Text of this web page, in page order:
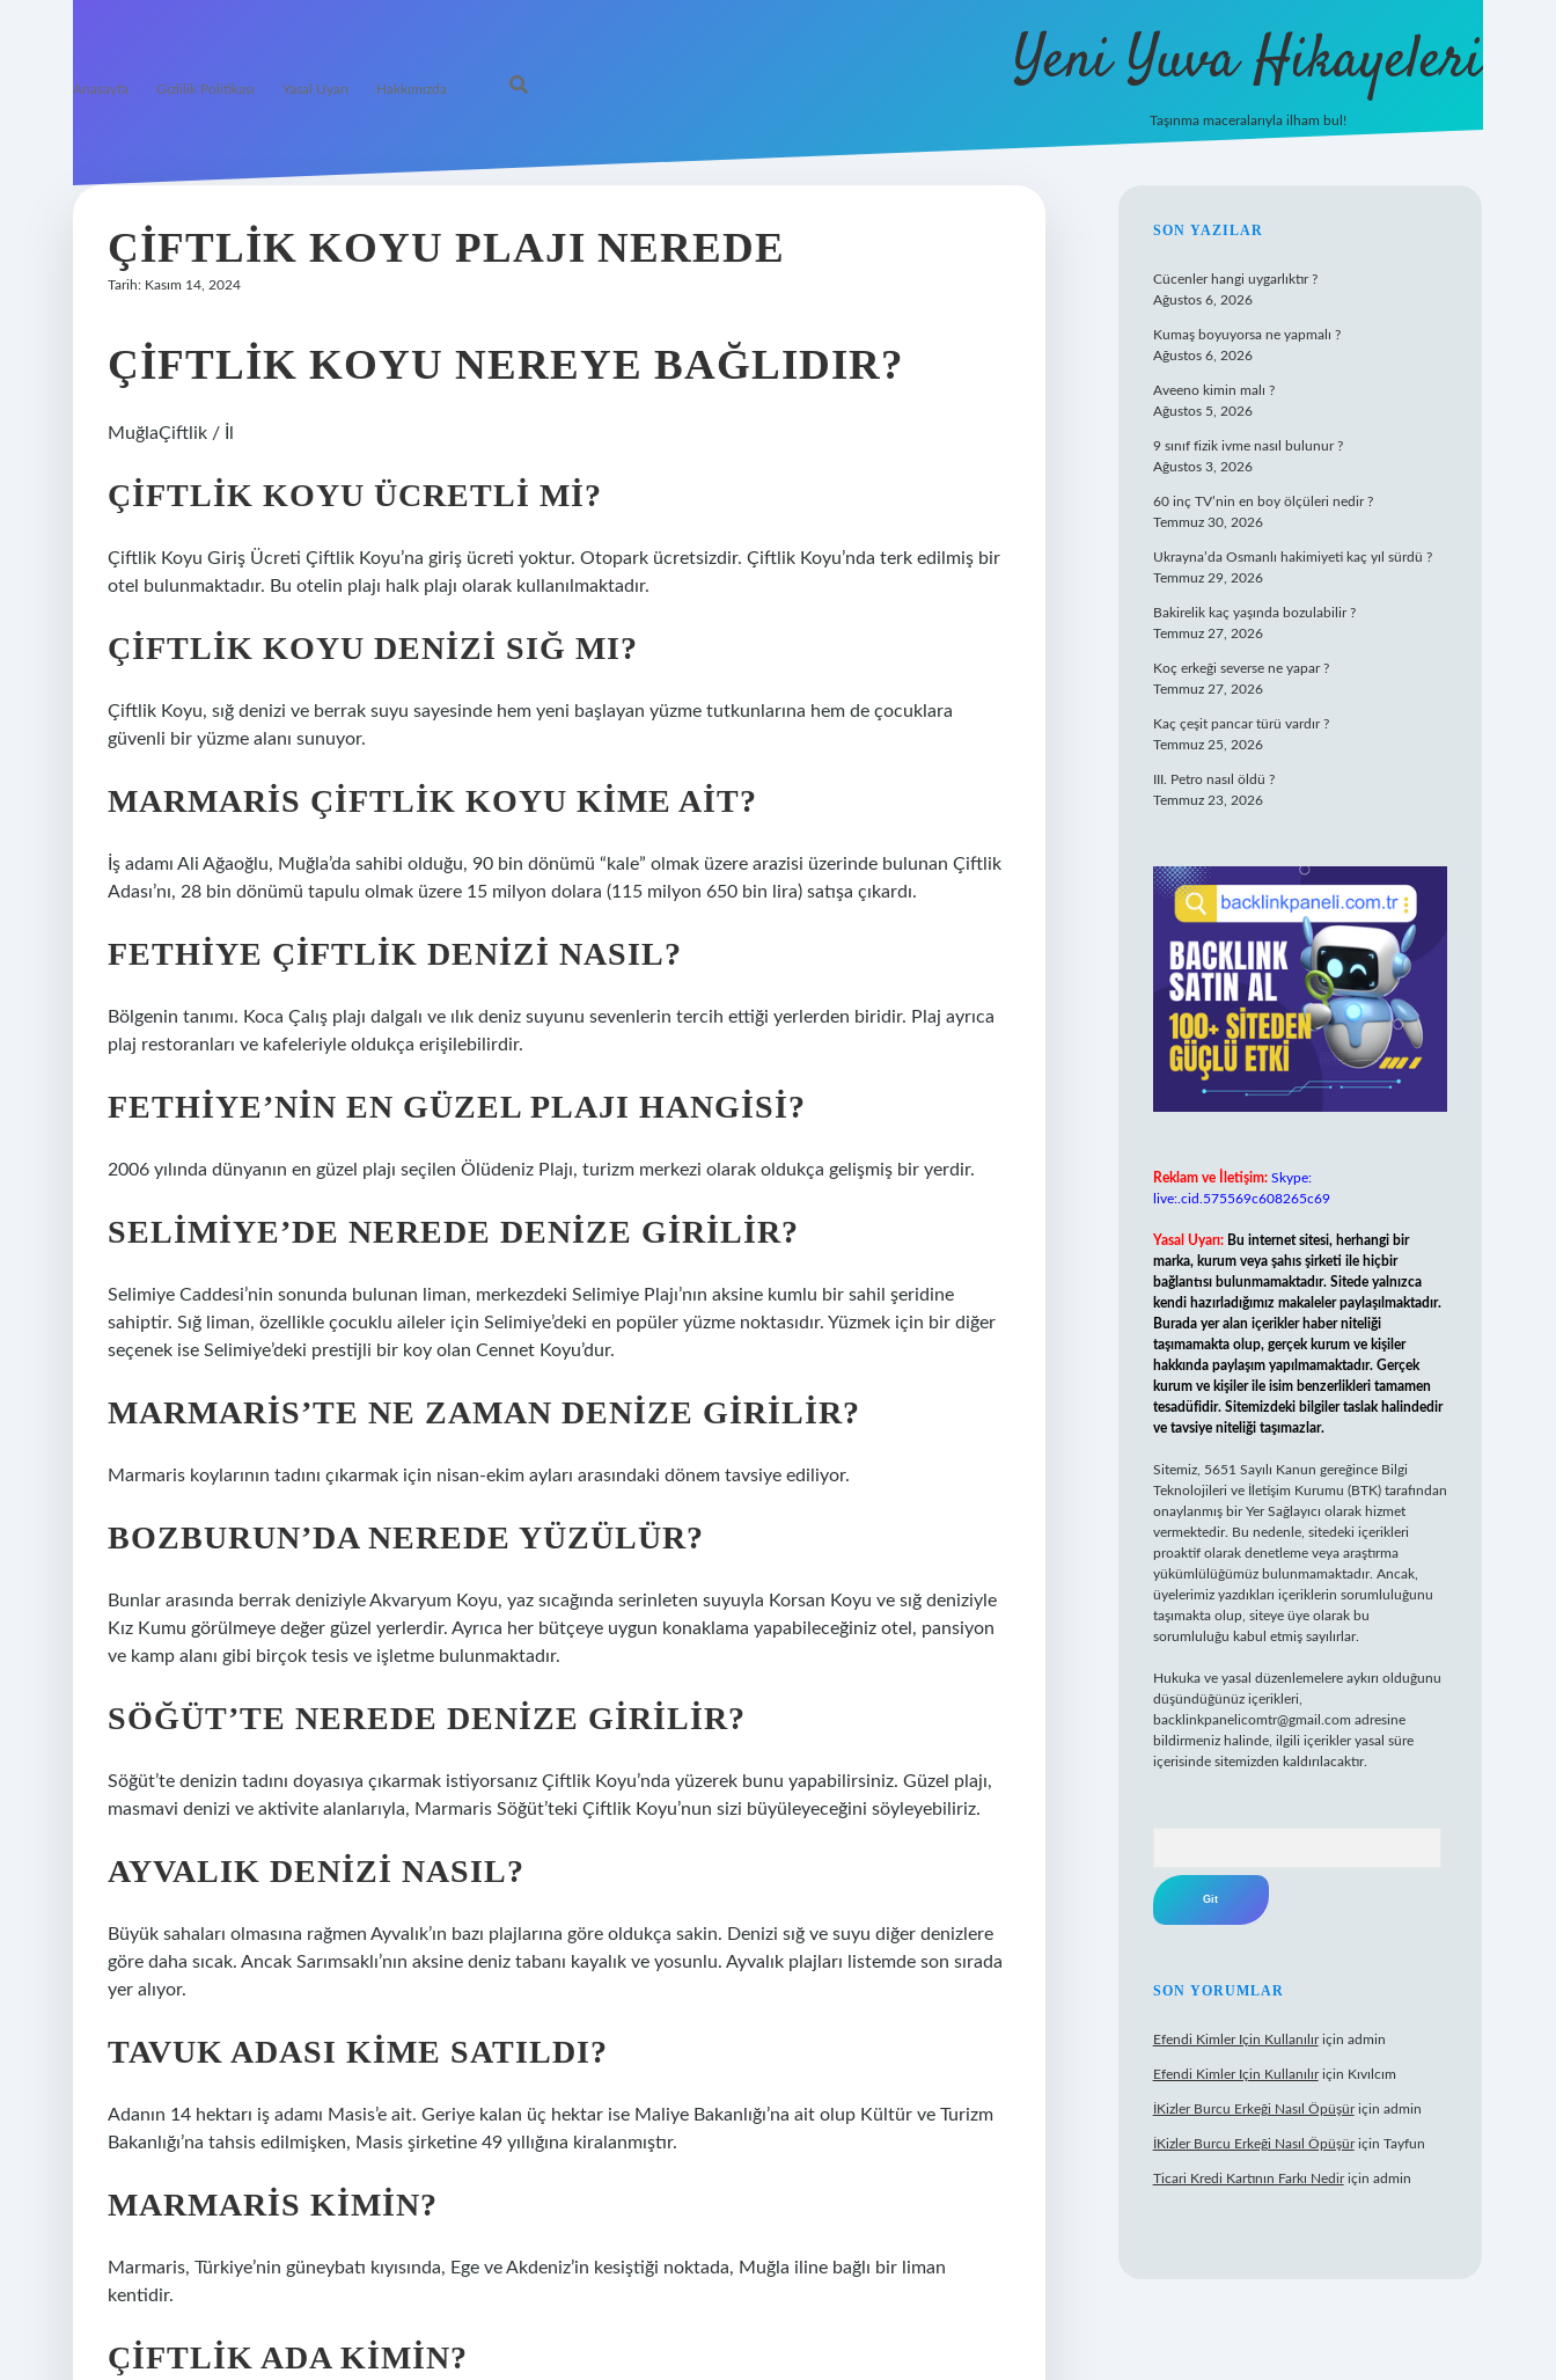
Anasayfa Gizlilik Politikası Yasal Uyarı Hakkımızda Yeni Yuva Hikayeleri
Taşınma maceralarıyla ilham bul!
ÇIFTLIK KOYU PLAJI NEREDE
Tarih: Kasım 14, 2024
ÇIFTLIK KOYU NEREYE BAĞLIDIR?
MuğlaÇiftlik / İl
ÇIFTLIK KOYU ÜCRETLI MI?
Çiftlik Koyu Giriş Ücreti Çiftlik Koyu’na giriş ücreti yoktur. Otopark ücretsizdir. Çiftlik Koyu’nda terk edilmiş bir
otel bulunmaktadır. Bu otelin plajı halk plajı olarak kullanılmaktadır.
ÇIFTLIK KOYU DENIZI SIĞ MI?
Çiftlik Koyu, sığ denizi ve berrak suyu sayesinde hem yeni başlayan yüzme tutkunlarına hem de çocuklara
güvenli bir yüzme alanı sunuyor.
MARMARIS ÇIFTLIK KOYU KIME AIT?
İş adamı Ali Ağaoğlu, Muğla’da sahibi olduğu, 90 bin dönümü “kale” olmak üzere arazisi üzerinde bulunan Çiftlik
Adası’nı, 28 bin dönümü tapulu olmak üzere 15 milyon dolara (115 milyon 650 bin lira) satışa çıkardı.
FETHIYE ÇIFTLIK DENIZI NASIL?
Bölgenin tanımı. Koca Çalış plajı dalgalı ve ılık deniz suyunu sevenlerin tercih ettiği yerlerden biridir. Plaj ayrıca
plaj restoranları ve kafeleriyle oldukça erişilebilirdir.
FETHIYE’NIN EN GÜZEL PLAJI HANGISI?
2006 yılında dünyanın en güzel plajı seçilen Ölüdeniz Plajı, turizm merkezi olarak oldukça gelişmiş bir yerdir.
SELIMIYE’DE NEREDE DENIZE GIRILIR?
Selimiye Caddesi’nin sonunda bulunan liman, merkezdeki Selimiye Plajı’nın aksine kumlu bir sahil şeridine
sahiptir. Sığ liman, özellikle çocuklu aileler için Selimiye’deki en popüler yüzme noktasıdır. Yüzmek için bir diğer
seçenek ise Selimiye’deki prestijli bir koy olan Cennet Koyu’dur.
MARMARIS’TE NE ZAMAN DENIZE GIRILIR?
Marmaris koylarının tadını çıkarmak için nisan-ekim ayları arasındaki dönem tavsiye ediliyor.
BOZBURUN’DA NEREDE YÜZÜLÜR?
Bunlar arasında berrak deniziyle Akvaryum Koyu, yaz sıcağında serinleten suyuyla Korsan Koyu ve sığ deniziyle
Kız Kumu görülmeye değer güzel yerlerdir. Ayrıca her bütçeye uygun konaklama yapabileceğiniz otel, pansiyon
ve kamp alanı gibi birçok tesis ve işletme bulunmaktadır.
SÖĞÜT’TE NEREDE DENIZE GIRILIR?
Söğüt’te denizin tadını doyasıya çıkarmak istiyorsanız Çiftlik Koyu’nda yüzerek bunu yapabilirsiniz. Güzel plajı,
masmavi denizi ve aktivite alanlarıyla, Marmaris Söğüt’teki Çiftlik Koyu’nun sizi büyüleyeceğini söyleyebiliriz.
AYVALIK DENIZI NASIL?
Büyük sahaları olmasına rağmen Ayvalık’ın bazı plajlarına göre oldukça sakin. Denizi sığ ve suyu diğer denizlere
göre daha sıcak. Ancak Sarımsaklı’nın aksine deniz tabanı kayalık ve yosunlu. Ayvalık plajları listemde son sırada
yer alıyor.
TAVUK ADASI KIME SATILDI?
Adanın 14 hektarı iş adamı Masis’e ait. Geriye kalan üç hektar ise Maliye Bakanlığı’na ait olup Kültür ve Turizm
Bakanlığı’na tahsis edilmişken, Masis şirketine 49 yıllığına kiralanmıştır.
MARMARIS KIMIN?
Marmaris, Türkiye’nin güneybatı kıyısında, Ege ve Akdeniz’in kesiştiği noktada, Muğla iline bağlı bir liman
kentidir.
ÇIFTLIK ADA KIMIN?
SIDEBAR
SON YAZILAR
Cücenler hangi uygarlıktır ?
Ağustos 6, 2026
Kumaş boyuyorsa ne yapmalı ?
Ağustos 6, 2026
Aveeno kimin malı ?
Ağustos 5, 2026
9 sınıf fizik ivme nasıl bulunur ?
Ağustos 3, 2026
60 inç TV’nin en boy ölçüleri nedir ?
Temmuz 30, 2026
Ukrayna’da Osmanlı hakimiyeti kaç yıl sürdü ?
Temmuz 29, 2026
Bakirelik kaç yaşında bozulabilir ?
Temmuz 27, 2026
Koç erkeği severse ne yapar ?
Temmuz 27, 2026
Kaç çeşit pancar türü vardır ?
Temmuz 25, 2026
III. Petro nasıl öldü ?
Temmuz 23, 2026
Reklam ve İletişim: Skype:
live:.cid.575569c608265c69
Yasal Uyarı: Bu internet sitesi, herhangi bir
marka, kurum veya şahıs şirketi ile hiçbir
bağlantısı bulunmamaktadır. Sitede yalnızca
kendi hazırladığımız makaleler paylaşılmaktadır.
Burada yer alan içerikler haber niteliği
taşımamakta olup, gerçek kurum ve kişiler
hakkında paylaşım yapılmamaktadır. Gerçek
kurum ve kişiler ile isim benzerlikleri tamamen
tesadüfidir. Sitemizdeki bilgiler taslak halindedir
ve tavsiye niteliği taşımazlar.
Sitemiz, 5651 Sayılı Kanun gereğince Bilgi
Teknolojileri ve İletişim Kurumu (BTK) tarafından
onaylanmış bir Yer Sağlayıcı olarak hizmet
vermektedir. Bu nedenle, sitedeki içerikleri
proaktif olarak denetleme veya araştırma
yükümlülüğümüz bulunmamaktadır. Ancak,
üyelerimiz yazdıkları içeriklerin sorumluluğunu
taşımakta olup, siteye üye olarak bu
sorumluluğu kabul etmiş sayılırlar.
Hukuka ve yasal düzenlemelere aykırı olduğunu
düşündüğünüz içerikleri,
backlinkpanelicomtr@gmail.com adresine
bildirmeniz halinde, ilgili içerikler yasal süre
içerisinde sitemizden kaldırılacaktır.
SON YORUMLAR
Efendi Kimler Için Kullanılıriçin admin
Efendi Kimler Için Kullanılıriçin Kıvılcım
İKizler Burcu Erkeği Nasıl Öpüşüriçin admin
İKizler Burcu Erkeği Nasıl Öpüşüriçin Tayfun
Ticari Kredi Kartının Farkı Nediriçin admin